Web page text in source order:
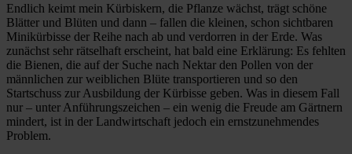
Endlich keimt mein Kürbiskern, die Pflanze wächst, trägt schöne
Blätter und Blüten und dann – fallen die kleinen, schon sichtbaren
Minikürbisse der Reihe nach ab und verdorren in der Erde. Was
zunächst sehr rätselhaft erscheint, hat bald eine Erklärung: Es fehlten
die Bienen, die auf der Suche nach Nektar den Pollen von der
männlichen zur weiblichen Blüte transportieren und so den
Startschuss zur Ausbildung der Kürbisse geben. Was in diesem Fall
nur – unter Anführungszeichen – ein wenig die Freude am Gärtnern
mindert, ist in der Landwirtschaft jedoch ein ernstzunehmendes
Problem.